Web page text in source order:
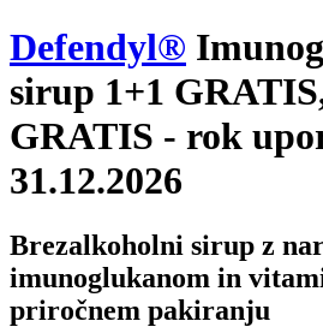
Defendyl®
sirup 1+1
GRATIS - rok
31.12.2026
Brezalkoholni sirup z
imunoglukanom in
priročnem pakiranju